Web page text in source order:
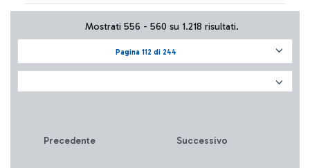
Guyana, Riunione, Mayotte
ed esclusi altri territori
continente europeo), Paesi
Bassi (esclusi territori situati
al di fuori del continente
Regno Unito di Gran
Pagina 112 di 244
Mostrati 556 - 560 su 1.218 risultati.
Precedente Successivo